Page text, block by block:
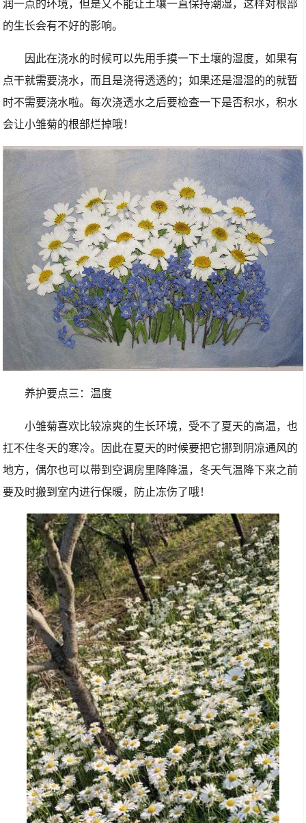
的生长会有不好的影响。
因此在浇水的时候可以先用手摸一下土壤的湿度，如果有
点干就需要浇水，而且是浇得透透的；如果还是湿湿的的就暂
时不需要浇水啦。每次浇透水之后要检查一下是否积水，积水
会让小雏菊的根部烂掉哦！
养护要点三：温度
小雏菊喜欢比较凉爽的生长环境，受不了夏天的高温，也
扛不住冬天的寒冷。因此在夏天的时候要把它挪到阴凉通风的
地方，偶尔也可以带到空调房里降降温，冬天气温降下来之前
要及时搬到室内进行保暖，防止冻伤了哦！